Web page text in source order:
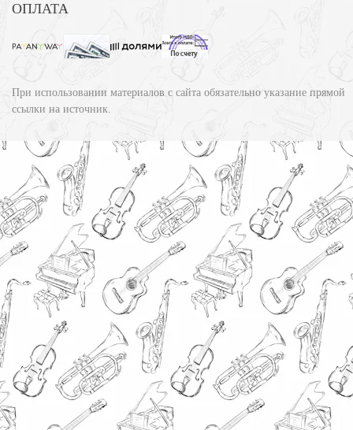
ОПЛАТА
При использовании материалов с сайта обязательно указание прямой
ссылки на источник.